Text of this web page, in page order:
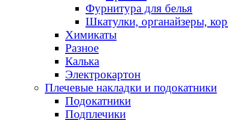
Фурнитура для белья
Шкатулки, органайзеры,
Химикаты
Разное
Калька
Электрокартон
Плечевые накладки и подокатники
Подокатники
Подплечики